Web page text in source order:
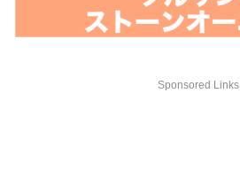
Sponsored Links